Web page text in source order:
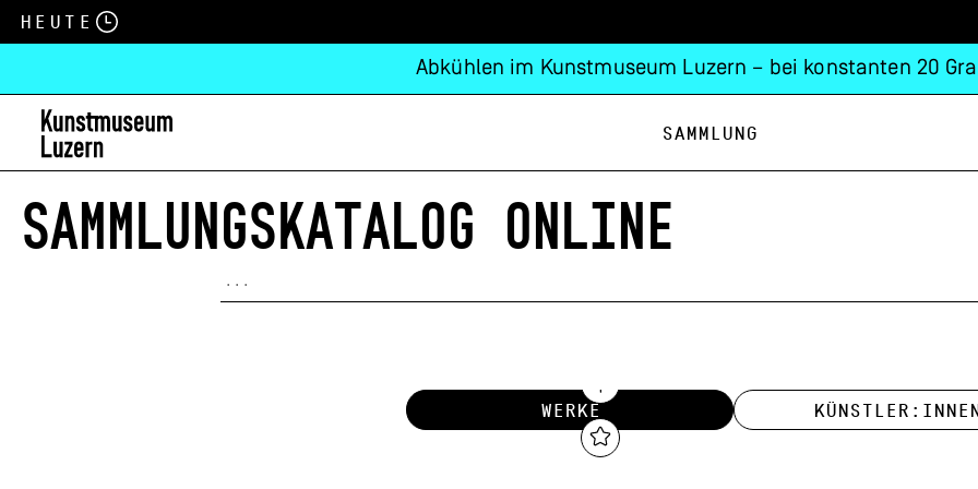
Heute
Abkühlen im Kunstmuseum Luzern – bei konstanten 20
Sammlung
SAMMLUNGSKATALOG ONLINE
WERKE